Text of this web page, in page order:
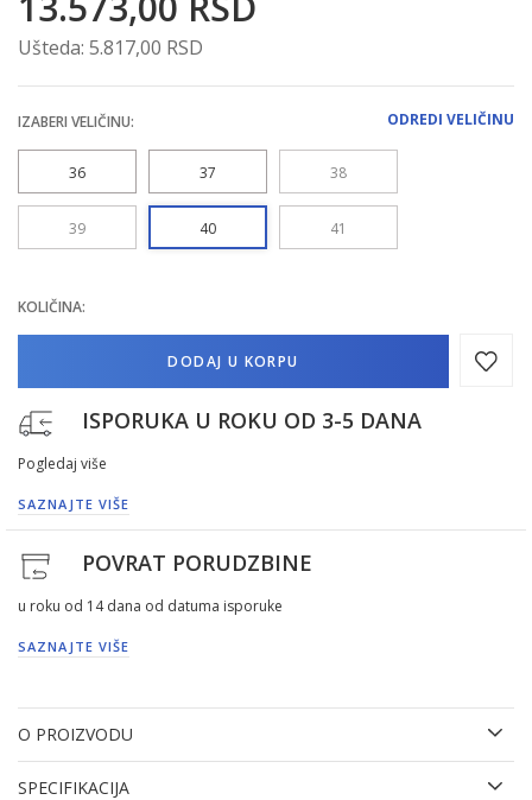
Ušteda: 5.817,00 RSD
ODREDI VELIČINU
IZABERI VELIČINU:
36 37 38
39 40 41
KOLIČINA:
DODAJ U KORPU
ISPORUKA U ROKU OD 3-5 DANA
Pogledaj više
SAZNAJTE VIŠE
POVRAT PORUDZBINE
u roku od 14 dana od datuma isporuke
SAZNAJTE VIŠE
O PROIZVODU
SPECIFIKACIJA